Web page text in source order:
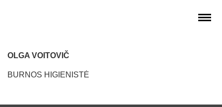
OLGA VOITOVIČ
BURNOS HIGIENISTĖ